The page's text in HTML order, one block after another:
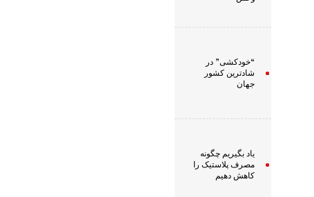
“خودکشی” در
شادترین کشور
جهان
یاد بگیریم چگونه
مصرف پلاستیک را
کاهش دهیم